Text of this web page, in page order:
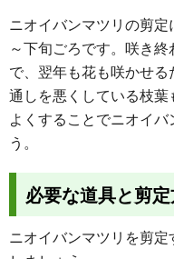
ニオイバンマツリの剪
～下旬ごろです。咲き
で、翌年も花も咲かせ
通しを悪くしている枝
よくすることでニオイ
う。
必要な道具と剪
ニオイバンマツリを剪